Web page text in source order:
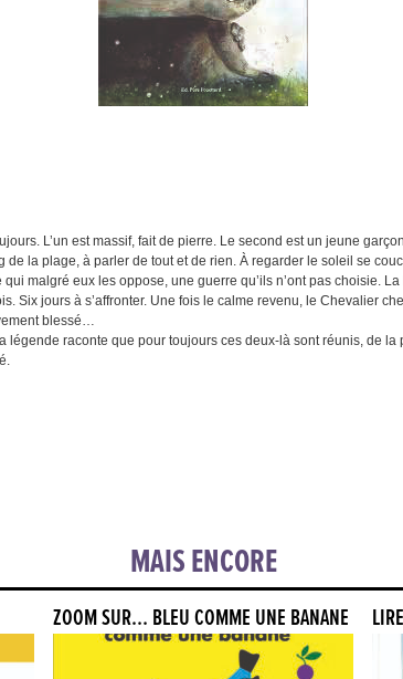
L’un est massif, fait de pierre. Le second est un jeune
la plage, à parler de tout et de rien. À regarder le soleil se
malgré eux les oppose, une guerre qu’ils n’ont pas choisie.
Six jours à s’affronter. Une fois le calme revenu, le Chevalier
blessé…
légende raconte que pour toujours ces deux-là sont réunis, de la
MAIS ENCORE
ZOOM SUR… BLEU COMME UNE BANANE